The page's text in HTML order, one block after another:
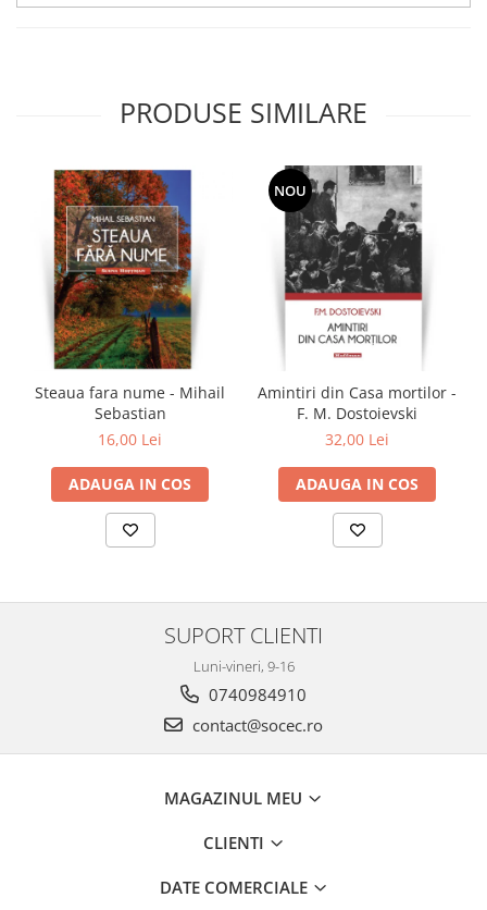
PRODUSE SIMILARE
Steaua fara nume - Mihail
Sebastian
16,00 Lei
ADAUGA IN COS
NOU
Amintiri din Casa mortilor -
F. M. Dostoievski
32,00 Lei
ADAUGA IN COS
SUPORT CLIENTI
Luni-vineri, 9-16
0740984910
contact@socec.ro
MAGAZINUL MEU
CLIENTI
DATE COMERCIALE